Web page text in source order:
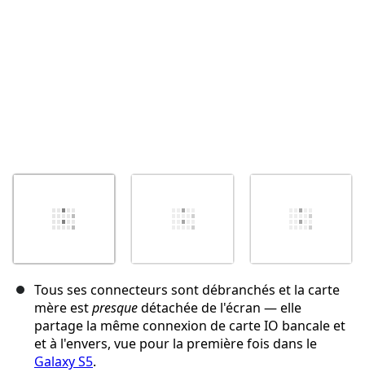
Tous ses connecteurs sont débranchés et la carte
mère estpresquedétachée de l'écran — elle
partage la même connexion de carte IO bancale et
et à l'envers, vue pour la première fois dans le
Galaxy S5.